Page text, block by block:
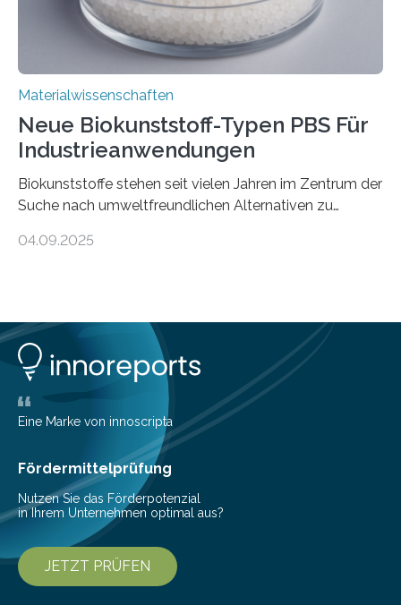
Materialwissenschaften
Neue Biokunststoff-Typen PBS Für
Industrieanwendungen
Biokunststoffe stehen seit vielen Jahren im Zentrum der
Suche nach umweltfreundlichen Alternativen zu
an fossilen Rohstoffen reduzieren, schonen Ressourcen
lassen. Genau daran arbeitet das Fraunhofer-Institut für
Angewandte Polymerforschung IAP im Potsdam
Science Park und stellt seine Entwicklungen im Bereich
biobasierter und bioabbaubarer Kunststoffe auf der K
Messe 2025 vor, der internationalen…
04.09.2025
Eine Marke von innoscripta
Fördermittelprüfung
Nutzen Sie das Förderpotenzial
in Ihrem Unternehmen optimal aus?
JETZT PRÜFEN